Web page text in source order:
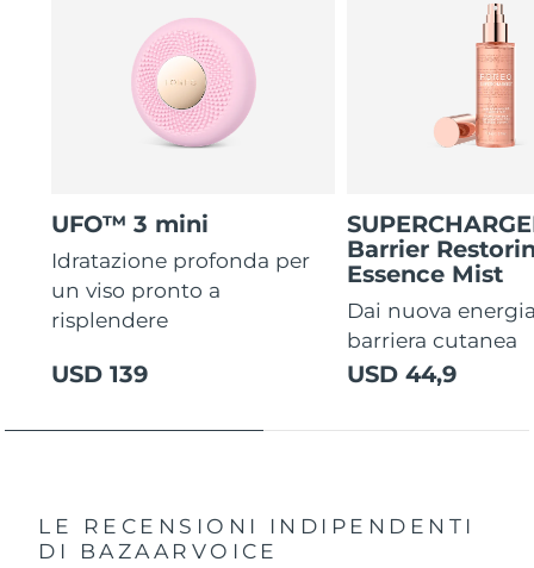
UFO™ 3 mini
Idratazione profonda per
un viso pronto a
risplendere
USD 139
Barrier
Essence Mist
Dai nuova
barriera cutanea
USD 44,9
LE RECENSIONI INDIPENDENTI
DI BAZAARVOICE